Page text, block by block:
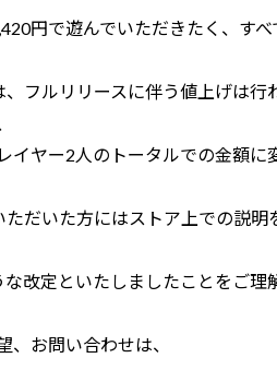
円で遊んでいただきたく、す
フルリリースに伴う値上げは行
イヤー2人のトータルでの金額に
だいた方にはストア上での説明
改定といたしましたことをご理
お問い合わせは、